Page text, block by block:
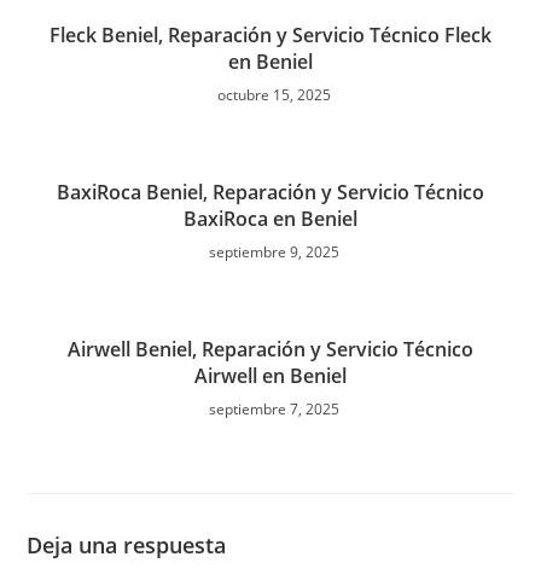
Fleck Beniel, Reparación y Servicio Técnico Fleck
en Beniel
octubre 15, 2025
BaxiRoca Beniel, Reparación y Servicio Técnico
BaxiRoca en Beniel
septiembre 9, 2025
Airwell Beniel, Reparación y Servicio Técnico
Airwell en Beniel
septiembre 7, 2025
Deja una respuesta